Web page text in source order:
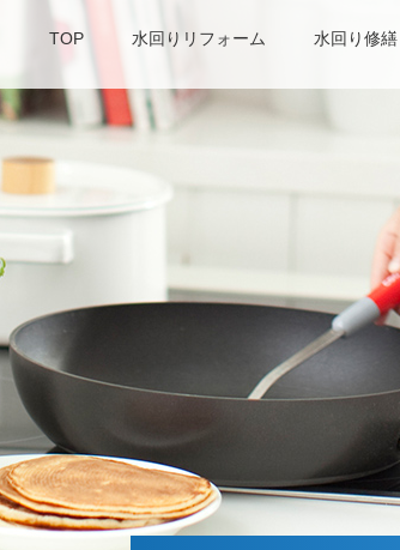
TOP 水回りリフォーム 水回り修繕